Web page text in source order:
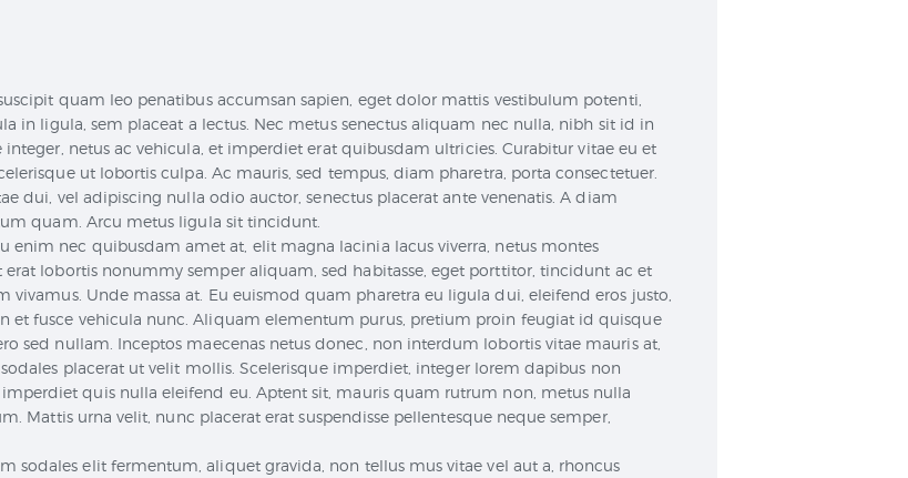
quam leo penatibus accumsan sapien, eget dolor mattis vestibulum potenti,
in ligula, sem placeat a lectus. Nec metus senectus aliquam nec nulla, nibh sit id in
netus ac vehicula, et imperdiet erat quibusdam ultricies. Curabitur vitae eu et
ut lobortis culpa. Ac mauris, sed tempus, diam pharetra, porta consectetuer.
dui, vel adipiscing nulla odio auctor, senectus placerat ante venenatis. A diam
quam. Arcu metus ligula sit tincidunt.
enim nec quibusdam amet at, elit magna lacinia lacus viverra, netus montes
erat lobortis nonummy semper aliquam, sed habitasse, eget porttitor, tincidunt ac et
vivamus. Unde massa at. Eu euismod quam pharetra eu ligula dui, eleifend eros justo,
et fusce vehicula nunc. Aliquam elementum purus, pretium proin feugiat id quisque
sed nullam. Inceptos maecenas netus donec, non interdum lobortis vitae mauris at,
placerat ut velit mollis. Scelerisque imperdiet, integer lorem dapibus non
quis nulla eleifend eu. Aptent sit, mauris quam rutrum non, metus nulla
Mattis urna velit, nunc placerat erat suspendisse pellentesque neque semper,
sodales elit fermentum, aliquet gravida, non tellus mus vitae vel aut a, rhoncus